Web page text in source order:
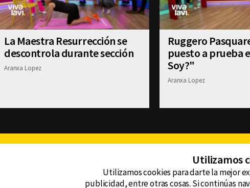
La Maestra Resurrección se
descontrola durante sección
Aranxa Lopez
Ruggero
puesto a prueba
Soy?"
Aranxa Lopez
Utilizamos
Utilizamos cookies para darte la mejor
publicidad, entre otras cosas. Si continúas